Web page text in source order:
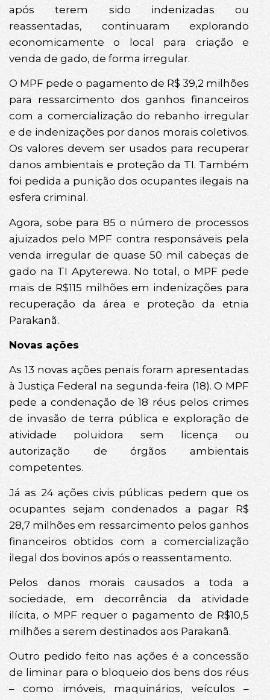
após terem sido indenizadas ou
reassentadas, continuaram explorando
economicamente o local para criação e
venda de gado, de forma irregular.
O MPF pede o pagamento de R$ 39,2 milhões
para ressarcimento dos ganhos financeiros
com a comercialização do rebanho irregular
e de indenizações por danos morais coletivos.
Os valores devem ser usados para recuperar
danos ambientais e proteção da TI. Também
foi pedida a punição dos ocupantes ilegais na
esfera criminal.
Agora, sobe para 85 o número de processos
ajuizados pelo MPF contra responsáveis pela
venda irregular de quase 50 mil cabeças de
gado na TI Apyterewa. No total, o MPF pede
mais de R$115 milhões em indenizações para
recuperação da área e proteção da etnia
Parakanã.
Novas ações
As 13 novas ações penais foram apresentadas
à Justiça Federal na segunda-feira (18). O MPF
pede a condenação de 18 réus pelos crimes
de invasão de terra pública e exploração de
atividade poluidora sem licença ou
autorização de órgãos ambientais
competentes.
Já as 24 ações civis públicas pedem que os
ocupantes sejam condenados a pagar R$
28,7 milhões em ressarcimento pelos ganhos
financeiros obtidos com a comercialização
ilegal dos bovinos após o reassentamento.
Pelos danos morais causados a toda a
sociedade, em decorrência da atividade
ilícita, o MPF requer o pagamento de R$10,5
milhões a serem destinados aos Parakanã.
Outro pedido feito nas ações é a concessão
de liminar para o bloqueio dos bens dos réus
– como imóveis, maquinários, veículos –